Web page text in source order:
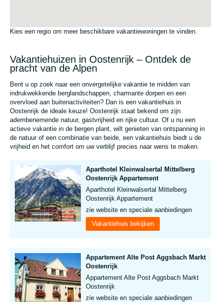
Kies een regio om meer beschikbare vakantiewoningen te vinden.
Vakantiehuizen in Oostenrijk – Ontdek de
pracht van de Alpen
Bent u op zoek naar een onvergetelijke vakantie te midden van
indrukwekkende berglandschappen, charmante dorpen en een
overvloed aan buitenactiviteiten? Dan is een vakantiehuis in
Oostenrijk de ideale keuze! Oostenrijk staat bekend om zijn
adembenemende natuur, gastvrijheid en rijke cultuur. Of u nu een
actieve vakantie in de bergen plant, wilt genieten van ontspanning in
de natuur of een combinatie van beide, een vakantiehuis biedt u de
vrijheid en het comfort om uw verblijf precies naar wens te maken.
Aparthotel Kleinwalsertal Mittelberg
Oostenrijk Appartement
Aparthotel Kleinwalsertal Mittelberg
Oostenrijk Appartement
zie website en speciale aanbiedingen
Vakantiehuis bekijken
Appartement Alte Post Aggsbach Markt
Oostenrijk
Appartement Alte Post Aggsbach Markt
Oostenrijk
zie website en speciale aanbiedingen